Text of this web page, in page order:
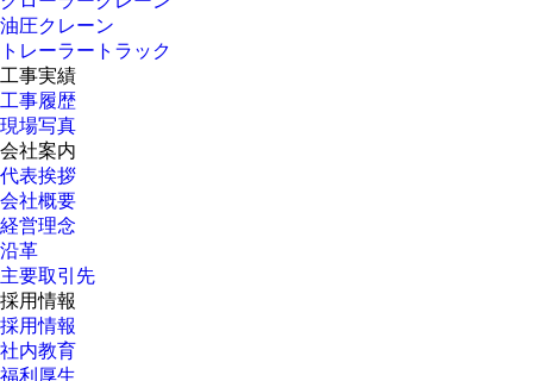
油圧クレーン
トレーラートラック
工事実績
工事履歴
現場写真
会社案内
代表挨拶
会社概要
経営理念
沿革
主要取引先
採用情報
採用情報
社内教育
福利厚生